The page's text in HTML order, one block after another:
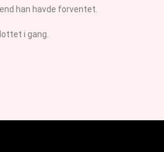
han havde forventet.
i gang.